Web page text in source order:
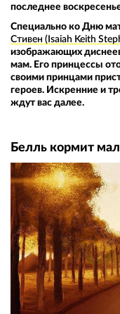
последнее
Специально ко Дню
Стивен (Isaiah Keith
изображающих
мам. Его принцессы
своими принцами
героев. Искренние и
ждут вас далее.
Белль кормит